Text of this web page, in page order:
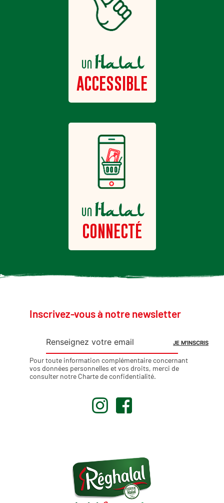
unHalal
ACCESSIBLE
unHalal
CONNECTÉ
Inscrivez-vous à notre newsletter
Pour toute information complémentaire concernant
vos données personnelles et vos droits, merci de
consulter notre Charte de confidentialité.
. .